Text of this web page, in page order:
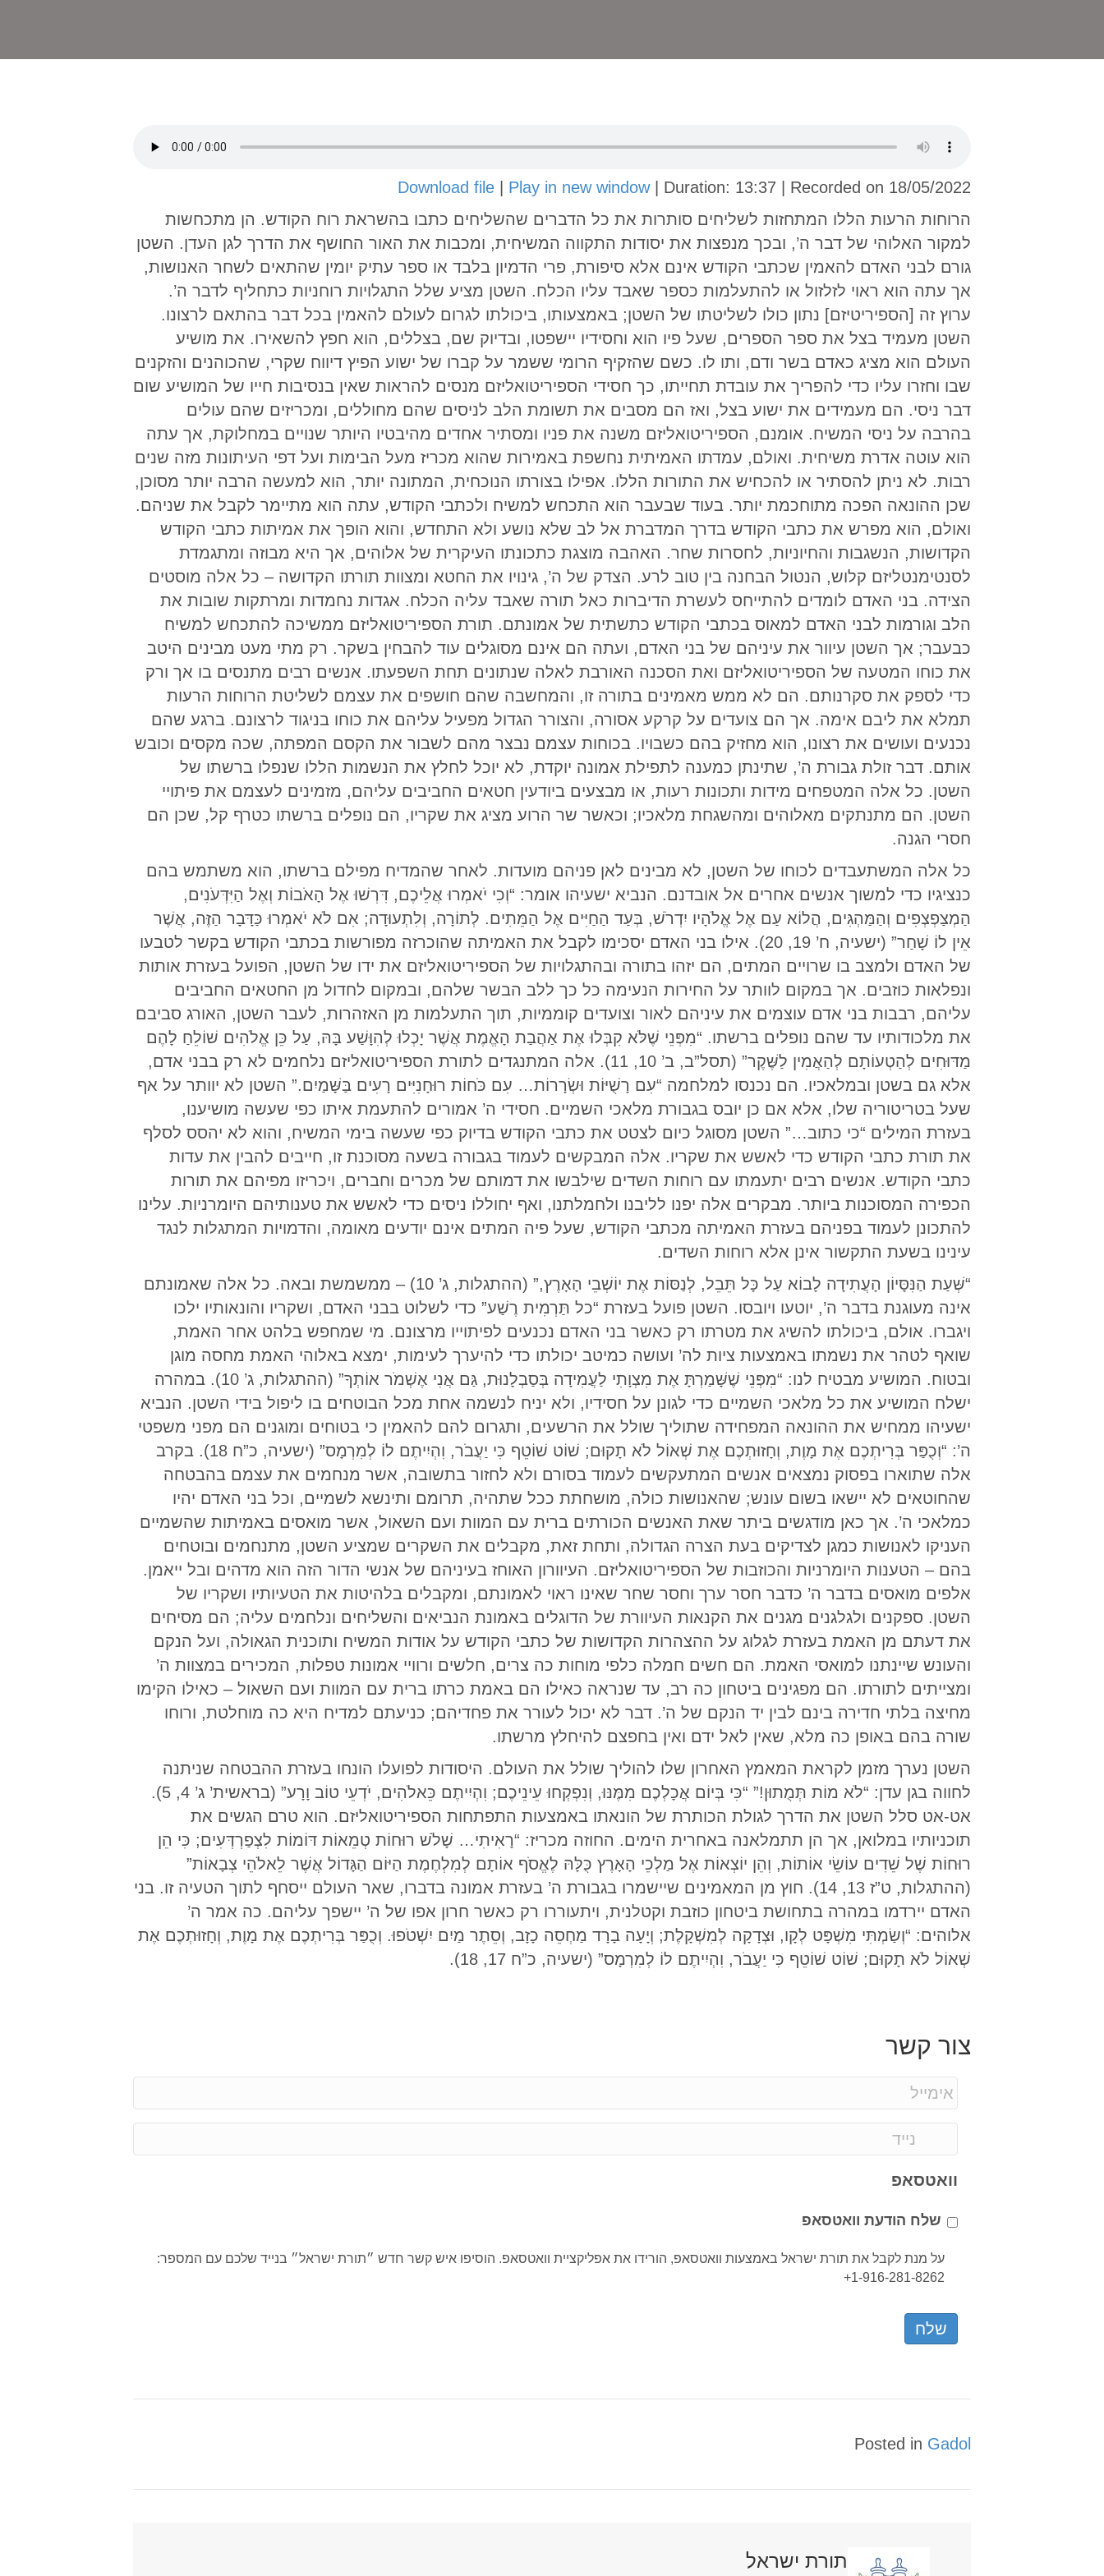
Download file Play in new window| Duration: 13:37
Recorded on 18/05/2022
הרוחות הרעות הללו המתחזות לשליחים סותרות את כל הדברים שהשליחים כתבו בהשראת רוח הקודש. הן מתכחשות
למקור האלוהי של דבר ה’, ובכך מנפצות את יסודות התקווה המשיחית, ומכבות את האור החושף את הדרך לגן העדן. השטן
גורם לבני האדם להאמין שכתבי הקודש אינם אלא סיפורת, פרי הדמיון בלבד או ספר עתיק יומין שהתאים לשחר האנושות,
אך עתה הוא ראוי לזלזול או להתעלמות כספר שאבד עליו הכלח. השטן מציע שלל התגלויות רוחניות כתחליף לדבר ה’.
ערוץ זה [הספיריטיזם] נתון כולו לשליטתו של השטן; באמצעותו, ביכולתו לגרום לעולם להאמין בכל דבר בהתאם לרצונו.
השטן מעמיד בצל את ספר הספרים, שעל פיו הוא וחסידיו יישפטו, ובדיוק שם, בצללים, הוא חפץ להשאירו. את מושיע
העולם הוא מציג כאדם בשר ודם, ותו לו. כשם שהזקיף הרומי ששמר על קברו של ישוע הפיץ דיווח שקרי, שהכוהנים והזקנים
שבו וחזרו עליו כדי להפריך את עובדת תחייתו, כך חסידי הספיריטואליזם מנסים להראות שאין בנסיבות חייו של המושיע שום
דבר ניסי. הם מעמידים את ישוע בצל, ואז הם מסבים את תשומת הלב לניסים שהם מחוללים, ומכריזים שהם עולים
בהרבה על ניסי המשיח. אומנם, הספיריטואליזם משנה את פניו ומסתיר אחדים מהיבטיו היותר שנויים במחלוקת, אך עתה
הוא עוטה אדרת משיחית. ואולם, עמדתו האמיתית נחשפת באמירות שהוא מכריז מעל הבימות ועל דפי העיתונות מזה שנים
רבות. לא ניתן להסתיר או להכחיש את התורות הללו. אפילו בצורתו הנוכחית, המתונה יותר, הוא למעשה הרבה יותר מסוכן,
שכן ההונאה הפכה מתוחכמת יותר. בעוד שבעבר הוא התכחש למשיח ולכתבי הקודש, עתה הוא מתיימר לקבל את שניהם.
ואולם, הוא מפרש את כתבי הקודש בדרך המדברת אל לב שלא נושע ולא התחדש, והוא הופך את אמיתות כתבי הקודש
הקדושות, הנשגבות והחיוניות, לחסרות שחר. האהבה מוצגת כתכונתו העיקרית של אלוהים, אך היא מבוזה ומתגמדת
לסנטימנטליזם קלוש, הנטול הבחנה בין טוב לרע. הצדק של ה’, גינויו את החטא ומצוות תורתו הקדושה – כל אלה מוסטים
הצידה. בני האדם לומדים להתייחס לעשרת הדיברות כאל תורה שאבד עליה הכלח. אגדות נחמדות ומרתקות שובות את
הלב וגורמות לבני האדם למאוס בכתבי הקודש כתשתית של אמונתם. תורת הספיריטואליזם ממשיכה להתכחש למשיח
כבעבר; אך השטן עיוור את עיניהם של בני האדם, ועתה הם אינם מסוגלים עוד להבחין בשקר. רק מתי מעט מבינים היטב
את כוחו המטעה של הספיריטואליזם ואת הסכנה האורבת לאלה שנתונים תחת השפעתו. אנשים רבים מתנסים בו אך ורק
כדי לספק את סקרנותם. הם לא ממש מאמינים בתורה זו, והמחשבה שהם חושפים את עצמם לשליטת הרוחות הרעות
תמלא את ליבם אימה. אך הם צועדים על קרקע אסורה, והצורר הגדול מפעיל עליהם את כוחו בניגוד לרצונם. ברגע שהם
נכנעים ועושים את רצונו, הוא מחזיק בהם כשבויו. בכוחות עצמם נבצר מהם לשבור את הקסם המפתה, שכה מקסים וכובש
אותם. דבר זולת גבורת ה’, שתינתן כמענה לתפילת אמונה יוקדת, לא יוכל לחלץ את הנשמות הללו שנפלו ברשתו של
השטן. כל אלה המטפחים מידות ותכונות רעות, או מבצעים ביודעין חטאים החביבים עליהם, מזמינים לעצמם את פיתויי
השטן. הם מתנתקים מאלוהים ומהשגחת מלאכיו; וכאשר שר הרוע מציג את שקריו, הם נופלים ברשתו כטרף קל, שכן הם
חסרי הגנה.
כל אלה המשתעבדים לכוחו של השטן, לא מבינים לאן פניהם מועדות. לאחר שהמדיח מפילם ברשתו, הוא משתמש בהם
כנציגיו כדי למשוך אנשים אחרים אל אובדנם. הנביא ישעיהו אומר: “וְכִי יֹאמְרוּ אֲלֵיכֶם, דִּרְשׁוּ אֶל הָאֹבוֹת וְאֶל הַיִּדְּעֹנִים,
הַמְצַפְצְפִים וְהַמַּהְגִּים, הֲלוֹא עַם אֶל אֱלֹהָיו יִדְרֹשׁ, בְּעַד הַחַיִּים אֶל הַמֵּתִים. לְתוֹרָה, וְלִתְעוּדָה; אִם לֹא יֹאמְרוּ כַּדָּבָר הַזֶּה, אֲשֶׁר
אֵין לוֹ שָׁחַר” (ישעיה, ח’ 19, 20). אילו בני האדם יסכימו לקבל את האמיתה שהוכרזה מפורשות בכתבי הקודש בקשר לטבעו
של האדם ולמצב בו שרויים המתים, הם יזהו בתורה ובהתגלויות של הספיריטואליזם את ידו של השטן, הפועל בעזרת אותות
ונפלאות כוזבים. אך במקום לוותר על החירות הנעימה כל כך ללב הבשר שלהם, ובמקום לחדול מן החטאים החביבים
עליהם, רבבות בני אדם עוצמים את עיניהם לאור וצועדים קוממיות, תוך התעלמות מן האזהרות, לעבר השטן, האורג סביבם
את מלכודותיו עד שהם נופלים ברשתו. “מִפְּנֵי שֶׁלֹּא קִבְּלוּ אֶת אַהֲבַת הָאֱמֶת אֲשֶׁר יָכְלוּ לְהִוָּשַׁע בָּהּ, עַל כֵּן אֱלֹהִים שׁוֹלֵחַ לָהֶם
מַדּוּחִים לְהַטְעוֹתָם לְהַאֲמִין לַשֶּׁקֶר” (תסל”ב, ב’ 10, 11). אלה המתנגדים לתורת הספיריטואליזם נלחמים לא רק בבני אדם,
אלא גם בשטן ובמלאכיו. הם נכנסו למלחמה “עִם רָשֻׁיּוֹת וּשְׂרָרוֹת… עִם כֹּחוֹת רוּחָנִיִּים רָעִים בַּשָּׁמַיִם.” השטן לא יוותר על אף
שעל בטריטוריה שלו, אלא אם כן יובס בגבורת מלאכי השמיים. חסידי ה’ אמורים להתעמת איתו כפי שעשה מושיענו,
בעזרת המילים “כי כתוב…” השטן מסוגל כיום לצטט את כתבי הקודש בדיוק כפי שעשה בימי המשיח, והוא לא יהסס לסלף
את תורת כתבי הקודש כדי לאשש את שקריו. אלה המבקשים לעמוד בגבורה בשעה מסוכנת זו, חייבים להבין את עדות
כתבי הקודש. אנשים רבים יתעמתו עם רוחות השדים שילבשו את דמותם של מכרים וחברים, ויכריזו מפיהם את תורות
הכפירה המסוכנות ביותר. מבקרים אלה יפנו לליבנו ולחמלתנו, ואף יחוללו ניסים כדי לאשש את טענותיהם היומרניות. עלינו
להתכונן לעמוד בפניהם בעזרת האמיתה מכתבי הקודש, שעל פיה המתים אינם יודעים מאומה, והדמויות המתגלות לנגד
עינינו בשעת התקשור אינן אלא רוחות השדים.
“שְּׁעַת הַנִּסָּיוֹן הָעֲתִידָה לָבוֹא עַל כָּל תֵּבֵל, לְנַסּוֹת אֶת יוֹשְׁבֵי הָאָרֶץ,” (ההתגלות, ג’ 10) – ממשמשת ובאה. כל אלה שאמונתם
אינה מעוגנת בדבר ה’, יוטעו ויובסו. השטן פועל בעזרת “כל תַּרְמִית רֶשַׁע” כדי לשלוט בבני האדם, ושקריו והונאותיו ילכו
ויגברו. אולם, ביכולתו להשיג את מטרתו רק כאשר בני האדם נכנעים לפיתוייו מרצונם. מי שמחפש בלהט אחר האמת,
שואף לטהר את נשמתו באמצעות ציות לה’ ועושה כמיטב יכולתו כדי להיערך לעימות, ימצא באלוהי האמת מחסה מוגן
ובטוח. המושיע מבטיח לנו: “מִפְּנֵי שֶׁשָּׁמַרְתָּ אֶת מִצְוָתִי לַעֲמִידָה בְּסַבְלָנוּת, גַּם אֲנִי אֶשְׁמֹר אוֹתְךָ” (ההתגלות, ג’ 10). במהרה
ישלח המושיע את כל מלאכי השמיים כדי לגונן על חסידיו, ולא יניח לנשמה אחת מכל הבוטחים בו ליפול בידי השטן. הנביא
ישעיהו ממחיש את ההונאה המפחידה שתוליך שולל את הרשעים, ותגרום להם להאמין כי בטוחים ומוגנים הם מפני משפטי
ה’: “וְכֻפַּר בְּרִיתְכֶם אֶת מָוֶת, וְחָזוּתְכֶם אֶת שְׁאוֹל לֹא תָקוּם; שׁוֹט שׁוֹטֵף כִּי יַעֲבֹר, וִהְיִיתֶם לוֹ לְמִרְמָס” (ישעיה, כ”ח 18). בקרב
אלה שתוארו בפסוק נמצאים אנשים המתעקשים לעמוד בסורם ולא לחזור בתשובה, אשר מנחמים את עצמם בהבטחה
שהחוטאים לא יישאו בשום עונש; שהאנושות כולה, מושחתת ככל שתהיה, תרומם ותינשא לשמיים, וכל בני האדם יהיו
כמלאכי ה’. אך כאן מודגשים ביתר שאת האנשים הכורתים ברית עם המוות ועם השאול, אשר מואסים באמיתות שהשמיים
העניקו לאנושות כמגן לצדיקים בעת הצרה הגדולה, ותחת זאת, מקבלים את השקרים שמציע השטן, מתנחמים ובוטחים
בהם – הטענות היומרניות והכוזבות של הספיריטואליזם. העיוורון האוחז בעיניהם של אנשי הדור הזה הוא מדהים ובל ייאמן.
אלפים מואסים בדבר ה’ כדבר חסר ערך וחסר שחר שאינו ראוי לאמונתם, ומקבלים בלהיטות את הטעיותיו ושקריו של
השטן. ספקנים ולגלגנים מגנים את הקנאות העיוורת של הדוגלים באמונת הנביאים והשליחים ונלחמים עליה; הם מסיחים
את דעתם מן האמת בעזרת לגלוג על ההצהרות הקדושות של כתבי הקודש על אודות המשיח ותוכנית הגאולה, ועל הנקם
והעונש שיינתנו למואסי האמת. הם חשים חמלה כלפי מוחות כה צרים, חלשים ורוויי אמונות טפלות, המכירים במצוות ה’
ומצייתים לתורתו. הם מפגינים ביטחון כה רב, עד שנראה כאילו הם באמת כרתו ברית עם המוות ועם השאול – כאילו הקימו
מחיצה בלתי חדירה בינם לבין יד הנקם של ה’. דבר לא יכול לעורר את פחדיהם; כניעתם למדיח היא כה מוחלטת, ורוחו
שורה בהם באופן כה מלא, שאין לאל ידם ואין בחפצם להיחלץ מרשתו.
השטן נערך מזמן לקראת המאמץ האחרון שלו להוליך שולל את העולם. היסודות לפועלו הונחו בעזרת ההבטחה שניתנה
לחווה בגן עדן: “לֹא מוֹת תְּמֻתוּן!” “כִּי בְּיוֹם אֲכָלְכֶם מִמֶּנּוּ, וְנִפְקְחוּ עֵינֵיכֶם; וִהְיִיתֶם כֵּאלֹהִים, יֹדְעֵי טוֹב וָרָע” (בראשית’ ג’ 4, 5).
אט-אט סלל השטן את הדרך לגולת הכותרת של הונאתו באמצעות התפתחות הספיריטואליזם. הוא טרם הגשים את
תוכניותיו במלואן, אך הן תתמלאנה באחרית הימים. החוזה מכריז: “רָאִיתִי… שָׁלֹשׁ רוּחוֹת טְמֵאוֹת דּוֹמוֹת לִצְפַרְדְּעִים; כִּי הֵן
רוּחוֹת שֶׁל שֵׁדִים עוֹשֵׂי אוֹתוֹת, וְהֵן יוֹצְאוֹת אֶל מַלְכֵי הָאָרֶץ כֻּלָּהּ לֶאֱסֹף אוֹתָם לְמִלְחֶמֶת הַיּוֹם הַגָּדוֹל אֲשֶׁר לֵאלֹהֵי צְבָאוֹת”
(ההתגלות, ט”ז 13, 14). חוץ מן המאמינים שיישמרו בגבורת ה’ בעזרת אמונה בדברו, שאר העולם ייסחף לתוך הטעיה זו. בני
האדם יירדמו במהרה בתחושת ביטחון כוזבת וקטלנית, ויתעוררו רק כאשר חרון אפו של ה’ יישפך עליהם. כה אמר ה’
אלוהים: “וְשַׂמְתִּי מִשְׁפָּט לְקָו, וּצְדָקָה לְמִשְׁקָלֶת; וְיָעָה בָרָד מַחְסֵה כָזָב, וְסֵתֶר מַיִם יִשְׁטֹפוּ. וְכֻפַּר בְּרִיתְכֶם אֶת מָוֶת, וְחָזוּתְכֶם אֶת
שְׁאוֹל לֹא תָקוּם; שׁוֹט שׁוֹטֵף כִּי יַעֲבֹר, וִהְיִיתֶם לוֹ לְמִרְמָס” (ישעיה, כ”ח 17, 18).
צור קשר
וואטסאפ
שלח הודעת וואטסאפ
על מנת לקבל את תורת ישראל באמצעות וואטסאפ, הורידו את אפליקציית וואטסאפ. הוסיפו איש קשר חדש ״תורת ישראל״ בנייד שלכם עם המספר:
1-916-281-8262+
Posted in Gadol
תורת ישראל